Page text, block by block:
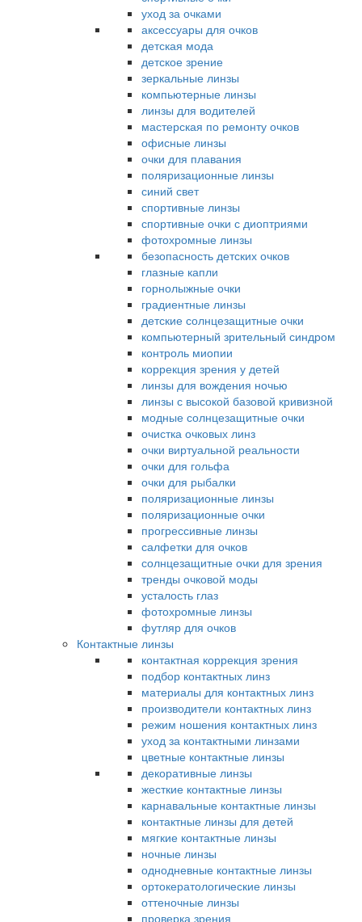
уход за очками
аксессуары для очков
детская мода
детское зрение
зеркальные линзы
компьютерные линзы
линзы для водителей
мастерская по ремонту очков
офисные линзы
очки для плавания
поляризационные линзы
синий свет
спортивные линзы
спортивные очки с диоптриями
фотохромные линзы
безопасность детских очков
глазные капли
горнолыжные очки
градиентные линзы
детские солнцезащитные очки
компьютерный зрительный синдром
контроль миопии
коррекция зрения у детей
линзы для вождения ночью
линзы с высокой базовой кривизной
модные солнцезащитные очки
очистка очковых линз
очки виртуальной реальности
очки для гольфа
очки для рыбалки
поляризационные линзы
поляризационные очки
прогрессивные линзы
салфетки для очков
солнцезащитные очки для зрения
тренды очковой моды
усталость глаз
фотохромные линзы
футляр для очков
Контактные линзы
контактная коррекция зрения
подбор контактных линз
материалы для контактных линз
производители контактных линз
режим ношения контактных линз
уход за контактными линзами
цветные контактные линзы
декоративные линзы
жесткие контактные линзы
карнавальные контактные линзы
контактные линзы для детей
мягкие контактные линзы
ночные линзы
однодневные контактные линзы
ортокератологические линзы
оттеночные линзы
проверка зрения